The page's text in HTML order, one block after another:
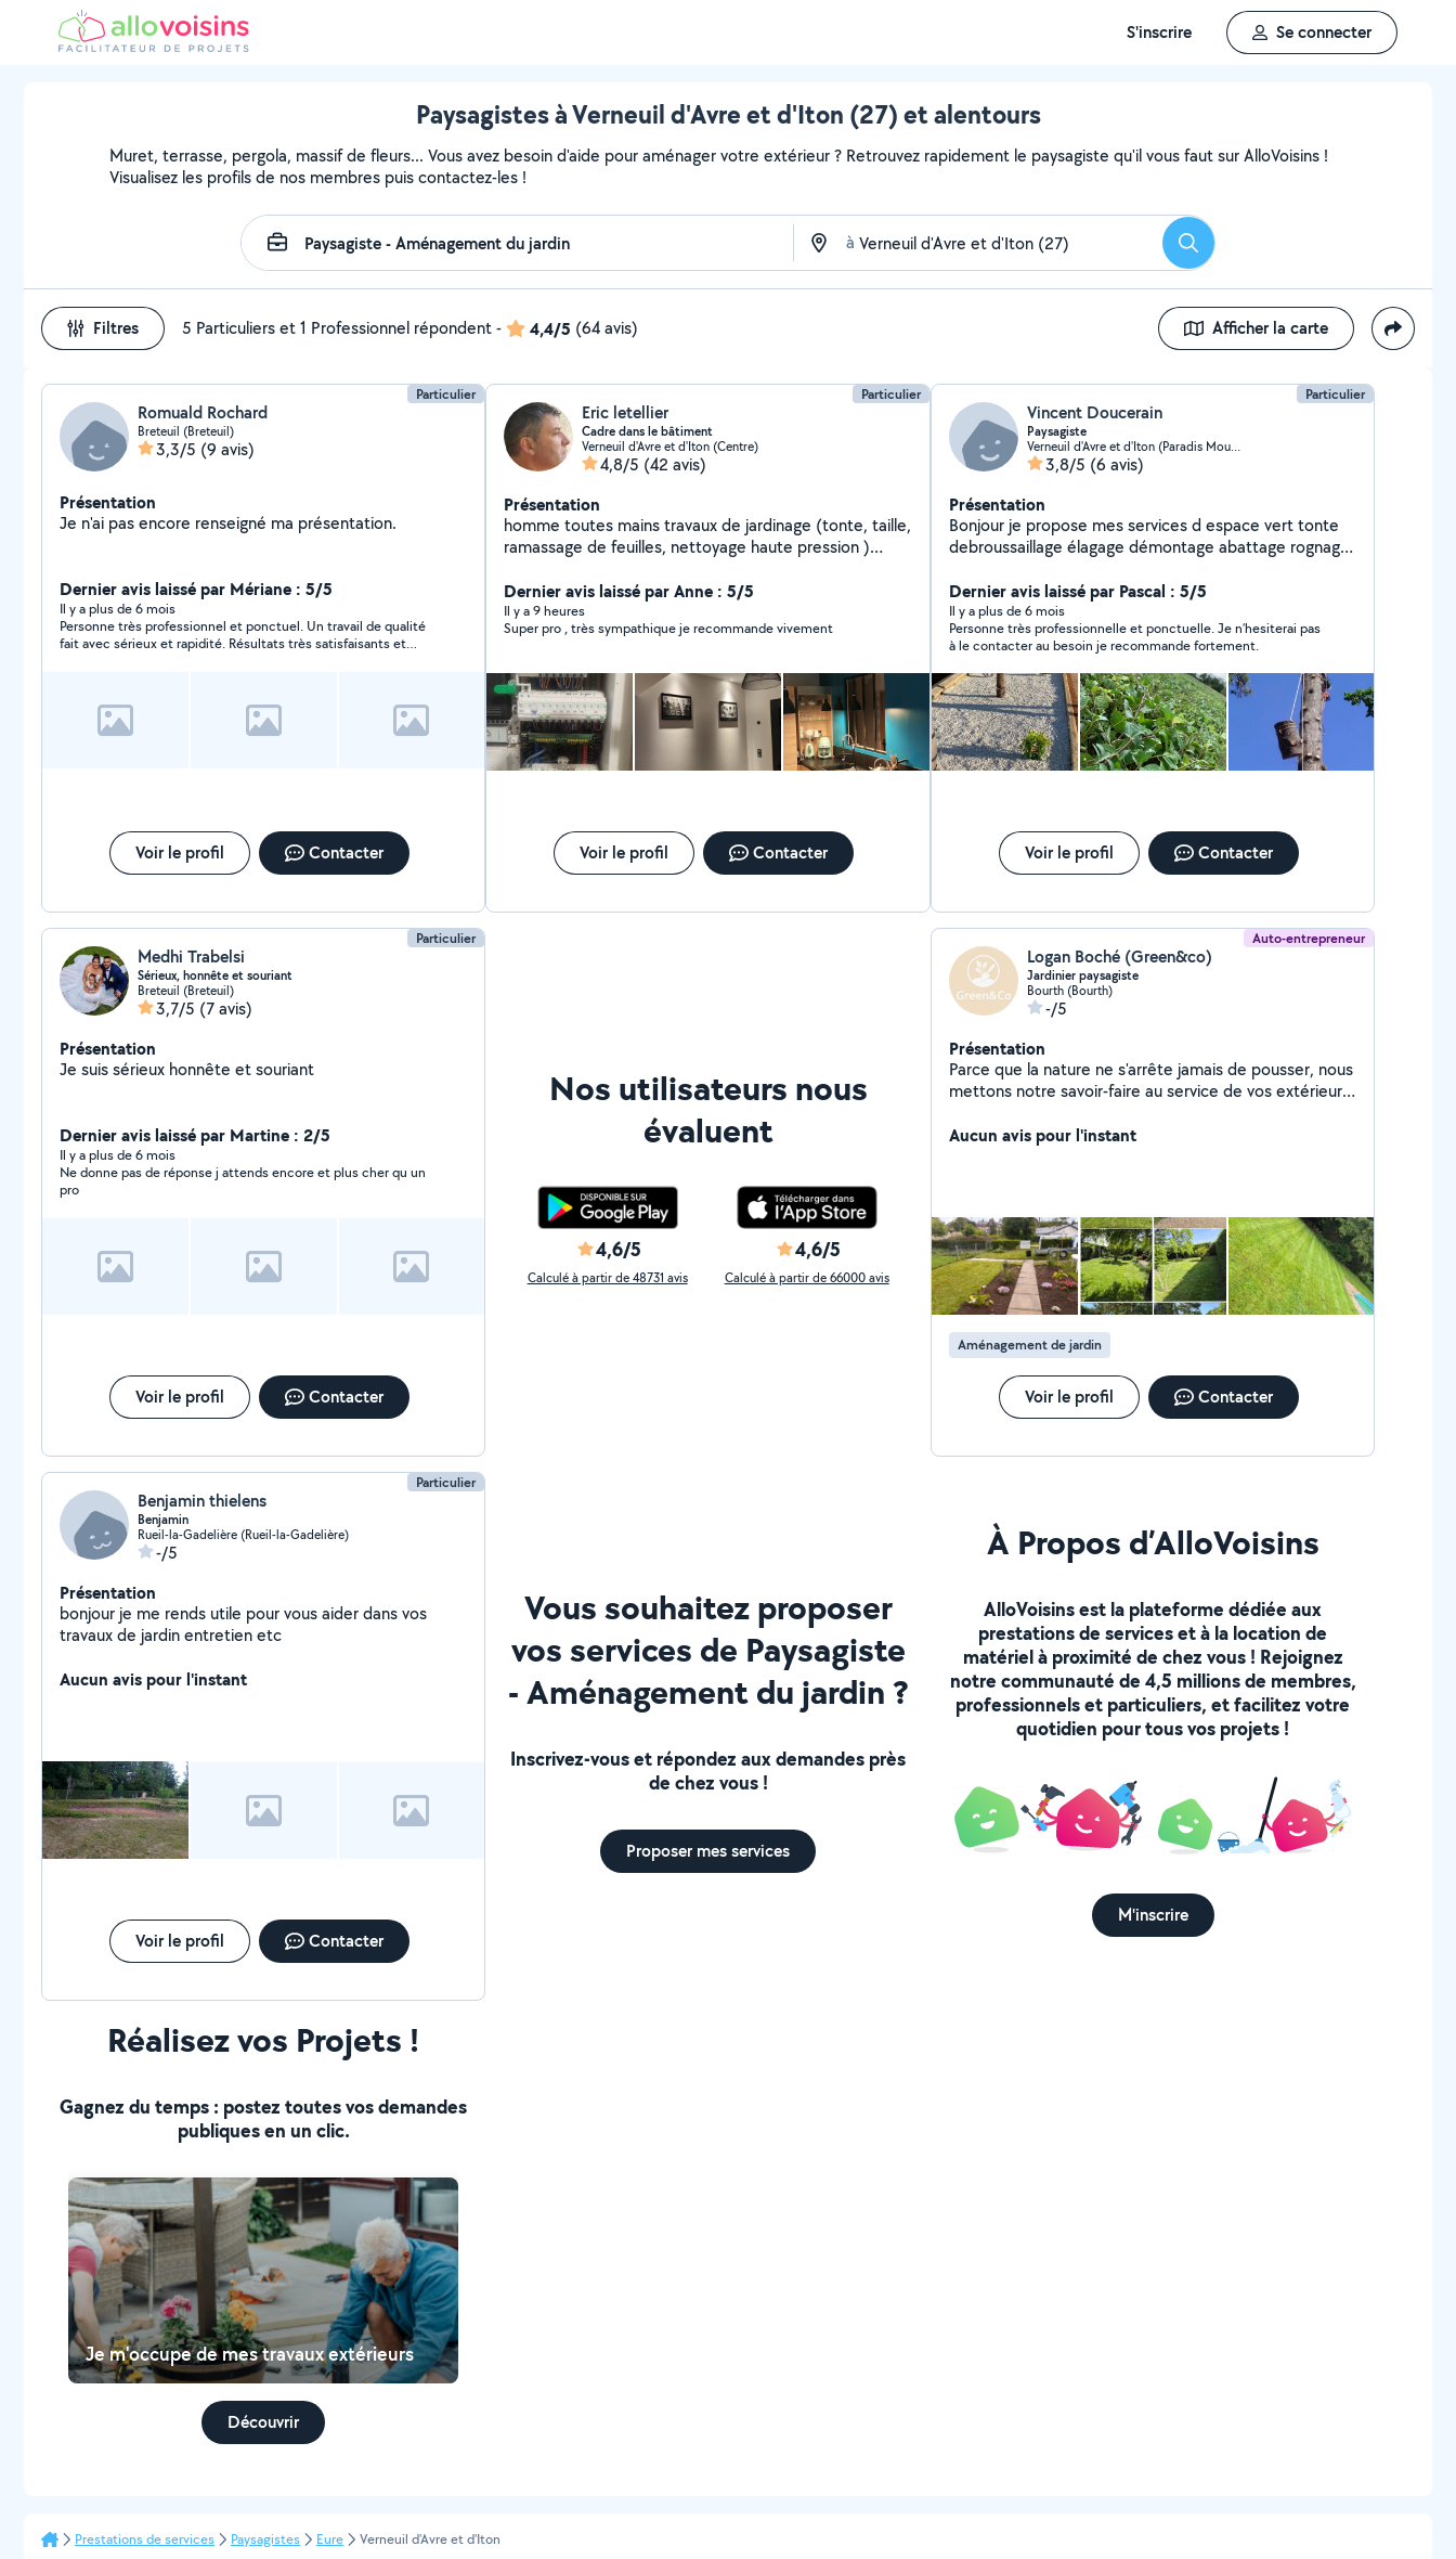
S'inscrire Se connecter
Paysagistes à Verneuil d'Avre et d'Iton (27) et alentours
Muret, terrasse, pergola, massif de fleurs... Vous avez besoin d'aide pour aménager votre extérieur ? Retrouvez rapidement le paysagiste qu'il vous faut sur AlloVoisins !
Visualisez les profils de nos membres puis contactez-les !
à Rechercher
Filtres 5 Particuliers et 1 Professionnel répondent- 4,4/5 (64 avis) Afficher la carte
Particulier
Romuald Rochard
Breteuil (Breteuil)
3,3/5 (9 avis)
Présentation
Je n'ai pas encore renseigné ma présentation.
Dernier avis laissé par Mériane : 5/5
Il y a plus de 6 mois
Personne très professionnel et ponctuel. Un travail de qualité
fait avec sérieux et rapidité. Résultats très satisfaisants et
grand merci à vous.
Voir le profil Contacter
Particulier
Eric letellier
Cadre dans le bâtiment
Verneuil d'Avre et d'Iton (Centre)
4,8/5 (42 avis)
Présentation
homme toutes mains travaux de jardinage (tonte, taille,
ramassage de feuilles, nettoyage haute pression )
débouchage canalisation, petites réparation de
plomberie, peinture.
Dernier avis laissé par Anne : 5/5
Il y a 9 heures
Super pro , très sympathique je recommande vivement
Voir le profil Contacter
Particulier
Vincent Doucerain
Paysagiste
Verneuil d'Avre et d'Iton (Paradis Moudre)
3,8/5 (6 avis)
Présentation
Bonjour je propose mes services d espace vert tonte
debroussaillage élagage démontage abattage rognage
Dernier avis laissé par Pascal : 5/5
Il y a plus de 6 mois
Personne très professionnelle et ponctuelle. Je n’hesiterai pas
à le contacter au besoin je recommande fortement.
Voir le profil Contacter
Particulier
Medhi Trabelsi
Sérieux, honnête et souriant
Breteuil (Breteuil)
3,7/5 (7 avis)
Présentation
Je suis sérieux honnête et souriant
Dernier avis laissé par Martine : 2/5
Il y a plus de 6 mois
Ne donne pas de réponse j attends encore et plus cher qu un
pro
Voir le profil Contacter
Nos utilisateurs nous
évaluent
4,6/5
Calculé à partir de 48731 avis
4,6/5
Calculé à partir de 66000 avis
Auto-entrepreneur
Logan Boché (Green&co)
Jardinier paysagiste
Bourth (Bourth)
-/5
Présentation
Parce que la nature ne s'arrête jamais de pousser, nous
mettons notre savoir-faire au service de vos extérieurs.
régulier ou aménagement paysager , nettoyage
Aucun avis pour l'instant
Aménagement de jardin
Voir le profil Contacter
Particulier
Benjamin thielens
Benjamin
Rueil-la-Gadelière (Rueil-la-Gadelière)
-/5
Présentation
bonjour je me rends utile pour vous aider dans vos
travaux de jardin entretien etc
Aucun avis pour l'instant
Voir le profil Contacter
Vous souhaitez proposer
vos services de Paysagiste
- Aménagement du jardin ?
Inscrivez-vous et répondez aux demandes près
de chez vous !
Proposer mes services
À Propos d’AlloVoisins
AlloVoisins est la plateforme dédiée aux
prestations de services et à la location de
matériel à proximité de chez vous ! Rejoignez
notre communauté de 4,5 millions de membres,
professionnels et particuliers, et facilitez votre
quotidien pour tous vos projets !
M'inscrire
Réalisez vos Projets !
Gagnez du temps : postez toutes vos demandes
publiques en un clic.
Je m'occupe de mes travaux extérieurs
Découvrir
Prestations de services Paysagistes Eure Verneuil d'Avre et d'Iton